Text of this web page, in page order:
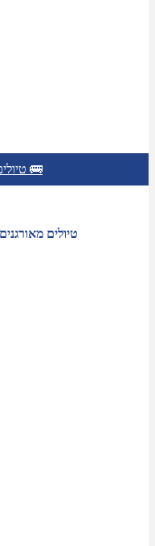
טיולים מאורגנים 🚌
טיולים